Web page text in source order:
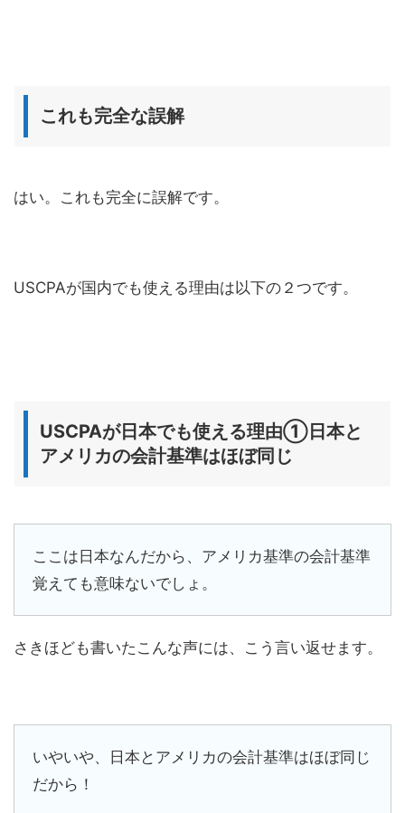
これも完全な誤解
はい。これも完全に誤解です。
USCPAが国内でも使える理由は以下の２つです。
USCPAが日本でも使える理由①日本と
アメリカの会計基準はほぼ同じ
ここは日本なんだから、アメリカ基準の会計基準
覚えても意味ないでしょ。
さきほども書いたこんな声には、こう言い返せます。
いやいや、日本とアメリカの会計基準はほぼ同じ
だから！